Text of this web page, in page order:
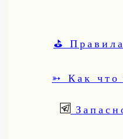
⛳
➳ Как что